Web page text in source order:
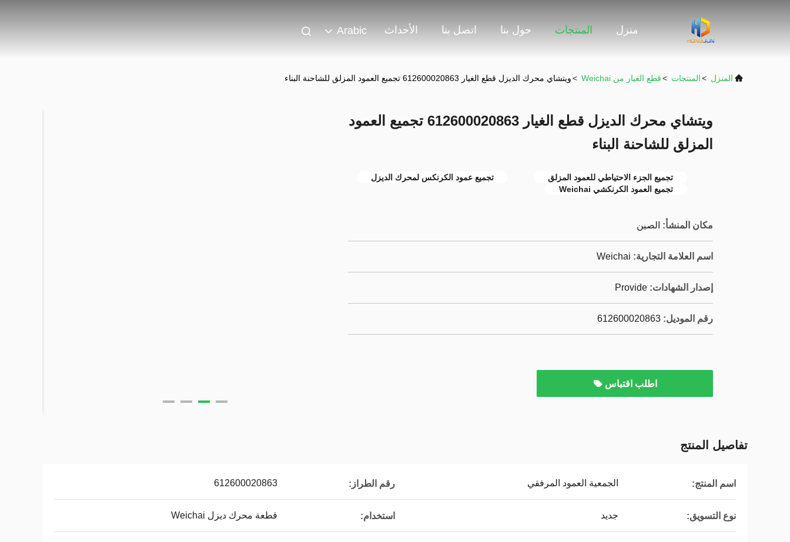
منزل المنتجات حول بنا اتصل بنا الأحداث Arabic
المنزل >المنتجات >قطع الغيار من Weichai >ويتشاي محرك الديزل قطع الغيار 612600020863 تجميع العمود المزلق للشاحنة البناء
ويتشاي محرك الديزل قطع الغيار 612600020863 تجميع العمود
المزلق للشاحنة البناء
تجميع الجزء الاحتياطي للعمود المزلق
تجميع عمود الكرنكس لمحرك الديزل
تجميع العمود الكرنكشي Weichai
مكان المنشأ: الصين
اسم العلامة التجارية: Weichai
إصدار الشهادات: Provide
رقم الموديل: 612600020863
اطلب اقتباس
تفاصيل المنتج
اسم المنتج: الجمعية العمود المرفقي رقم الطراز: 612600020863
نوع التسويق: جديد استخدام: قطعة محرك ديزل Weichai